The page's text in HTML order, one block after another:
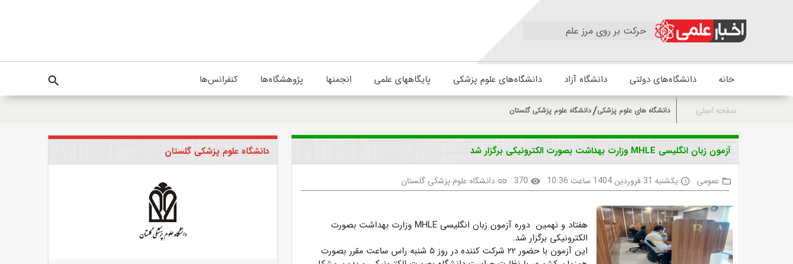
حرکت بر روی مرز علم
خانه دانشگاه‌های دولتی دانشگاه آزاد دانشگاه‌های علوم پزشکی پایگاههای علمی انجمنها پژوهشگاه‌ها کنفرانس‌ها search
صفحه اصلی دانشگاه های علوم پزشکی دانشگاه علوم پزشکی گلستان
آزمون زبان انگلیسی M‌HLE وزارت بهداشت بصورت الکترونیکی برگزار شد
folder_open عمومی access_time یکشنبه 31 فروردین 1404 ساعت 10:36 visibility
370
link دانشگاه علوم پزشکی گلستان
هفتاد و نهمین دوره آزمون زبان انگلیسی MHLE وزارت بهداشت بصورت
الکترونیکی برگزار شد.
این آزمون با حضور ۲۲ شرکت کننده در روز ۵ شنبه راس ساعت مقرر بصورت
دانشگاه علوم پزشکی گلستان